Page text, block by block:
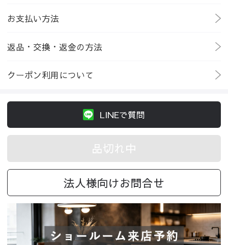
お支払い方法
返品・交換・返金の方法
クーポン利用について
LINEで質問
品切れ中
法人様向けお問合せ